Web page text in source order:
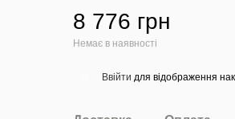
8 776 грн
Немає в наявності
Ввійти для відображення